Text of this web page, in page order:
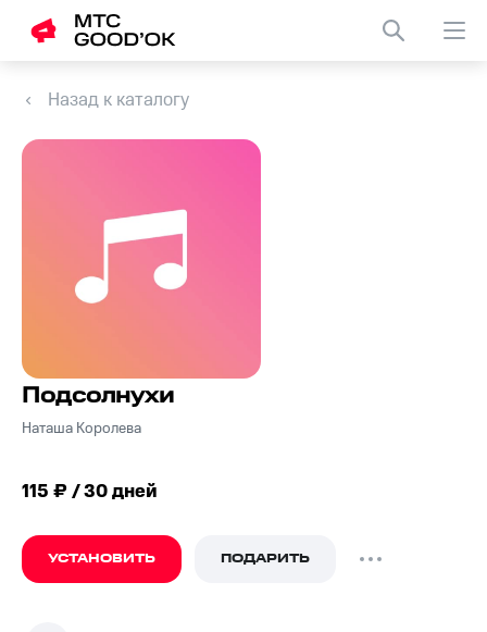
Назад к каталогу
Подсолнухи
Наташа Королева
115 ₽ / 30 дней
УСТАНОВИТЬ ПОДАРИТЬ